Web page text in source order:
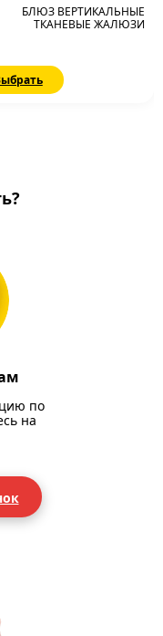
БЛЮЗ ВЕРТИКАЛЬНЫЕ
ТКАНЕВЫЕ ЖАЛЮЗИ
по
на